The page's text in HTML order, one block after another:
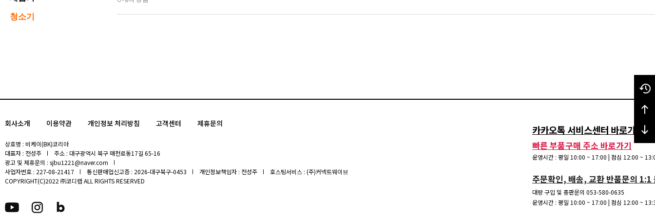
청소기
회사소개 이용약관 개인정보 처리방침 고객센터 제휴문의
상호명 : 비케이(BK)코리아
대표자 : 전성주
주소 : 대구광역시 북구 매천로동17길 65-16
광고 및 제휴문의 : sjbu1221@naver.com
사업자번호 : 227-08-21417
통신판매업신고증 : 2026-대구북구-0453 개인정보책임자 : 전성주
호스팅서비스 : (주)커넥트웨이브
COPYRIGHT(C)2022 ㈜코디랩 ALL RIGHTS RESERVED
카카오톡 서비스센터 바로가기
빠른 부품구매 주소 바로가기
운영시간 : 평일 10:00 ~ 17:00 | 점심 12:00 ~
주문확인, 배송, 교환 반품문의 1:1
대량 구입 및 총판문의 053-580-0635
운영시간 : 평일 10:00 ~ 17:00 | 점심 12:00 ~